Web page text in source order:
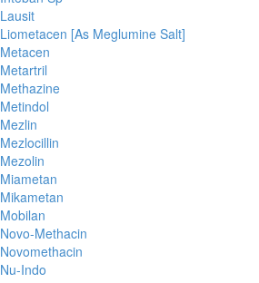
Lausit
Liometacen [As Meglumine Salt]
Metacen
Metartril
Methazine
Metindol
Mezlin
Mezlocillin
Mezolin
Miametan
Mikametan
Mobilan
Novo-Methacin
Novomethacin
Nu-Indo